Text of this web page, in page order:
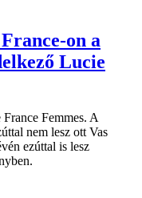
on a
Lucie
Femmes. A
nem lesz ott Vas
ezúttal is lesz